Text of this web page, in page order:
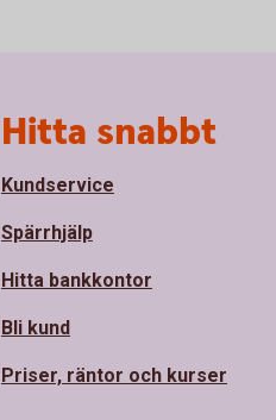
Hitta snabbt
Kundservice
Spärrhjälp
Hitta bankkontor
Bli kund
Priser, räntor och kurser